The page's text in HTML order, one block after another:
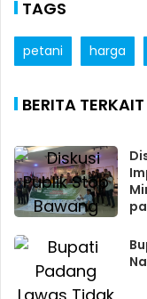
TAGS
petani harga
BERITA TERKAIT